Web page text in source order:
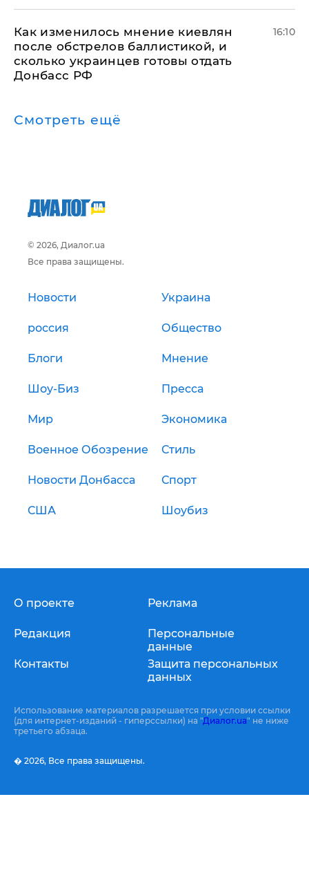
Как изменилось мнение киевлян
после обстрелов баллистикой, и
сколько украинцев готовы отдать
Донбасс РФ
16:10
Смотреть ещё
© 2026, Диалог.ua
Все права защищены.
Новости Украина
россия Общество
Блоги Мнение
Шоу-Биз Пресса
Мир Экономика
Военное Обозрение Стиль
Новости Донбасса Спорт
США Шоубиз
О проекте
Редакция
Контакты
Реклама
Персональные
данные
Защита персональных
данных
Использование материалов разрешается при условии ссылки
(для интернет-изданий - гиперссылки) на "Диалог.ua" не ниже
третьего абзаца.
� 2026, Все права защищены.